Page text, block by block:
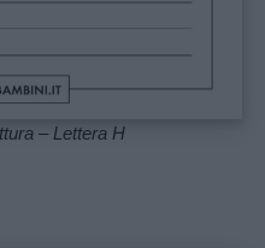
– Lettera H